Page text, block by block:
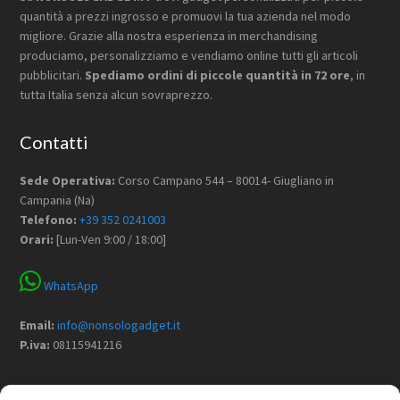
quantità a prezzi ingrosso e promuovi la tua azienda nel modo
migliore. Grazie alla nostra esperienza in merchandising
produciamo, personalizziamo e vendiamo online tutti gli articoli
pubblicitari. Spediamo ordini di piccole quantità in 72 ore, in
tutta Italia senza alcun sovraprezzo.
Contatti
Sede Operativa: Corso Campano 544 – 80014- Giugliano in
Campania (Na)
Telefono: +39 352 0241003
Orari: [Lun-Ven 9:00 / 18:00]
WhatsApp
Email: info@nonsologadget.it
P.iva: 08115941216
Menù